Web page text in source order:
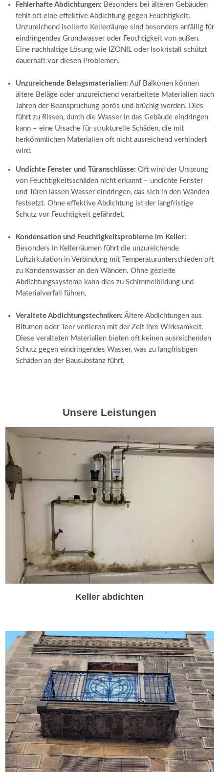
Fehlerhafte Abdichtungen: Besonders bei älteren Gebäuden
fehlt oft eine effektive Abdichtung gegen Feuchtigkeit.
Unzureichend isolierte Kellerräume sind besonders anfällig für
eindringendes Grundwasser oder Feuchtigkeit von außen.
Eine nachhaltige Lösung wie IZONIL oder Isokristall schützt
dauerhaft vor diesen Problemen.
Unzureichende Belagsmaterialien: Auf Balkonen können
ältere Beläge oder unzureichend verarbeitete Materialien nach
Jahren der Beanspruchung porös und brüchig werden. Dies
führt zu Rissen, durch die Wasser in das Gebäude eindringen
kann – eine Ursache für strukturelle Schäden, die mit
herkömmlichen Materialien oft nicht ausreichend verhindert
wird.
Undichte Fenster und Türanschlüsse: Oft wird der Ursprung
von Feuchtigkeitsschäden nicht erkannt – undichte Fenster
und Türen lassen Wasser eindringen, das sich in den Wänden
festsetzt. Ohne effektive Abdichtung ist der langfristige
Schutz vor Feuchtigkeit gefährdet.
Kondensation und Feuchtigkeitsprobleme im Keller:
Besonders in Kellerräumen führt die unzureichende
Luftzirkulation in Verbindung mit Temperaturunterschieden oft
zu Kondenswasser an den Wänden. Ohne gezielte
Abdichtungssysteme kann dies zu Schimmelbildung und
Materialverfall führen.
Veraltete Abdichtungstechniken: Ältere Abdichtungen aus
Bitumen oder Teer verlieren mit der Zeit ihre Wirksamkeit.
Diese veralteten Materialien bieten oft keinen ausreichenden
Schutz gegen eindringendes Wasser, was zu langfristigen
Schäden an der Bausubstanz führt.
Unsere Leistungen
Keller abdichten